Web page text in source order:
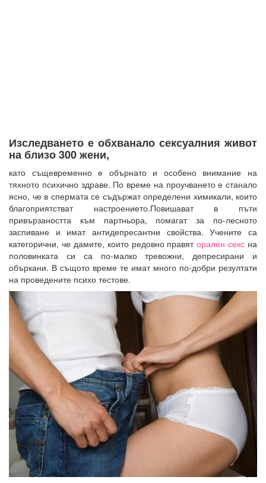
Изследването е обхванало сексуалния живот
на близо 300 жени,
като същевременно е обърнато и особено внимание на
тяхното психично здраве. По време на проучването е станало
ясно, че в спермата се съдържат определени химикали, които
благоприятстват настроението.Повишават в пъти
привързаността към партньора, помагат за по-лесното
заспиване и имат антидепресантни свойства. Учените са
категорични, че дамите, които редовно правяторален секс на
половинката си са по-малко тревожни, депресирани и
объркани. В същото време те имат много по-добри резултати
на проведените психо тестове.